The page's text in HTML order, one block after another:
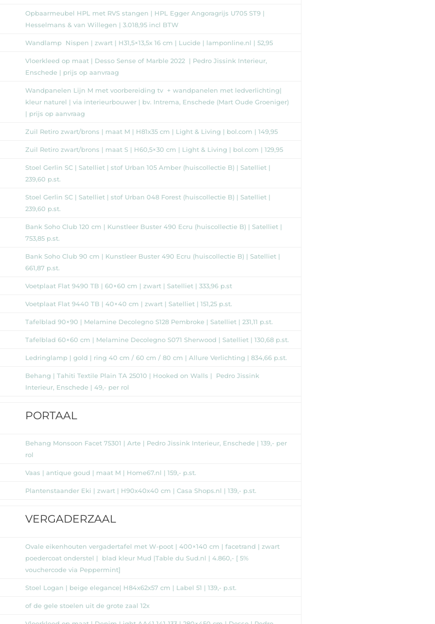
Opbaarmeubel HPL met RVS stangen | HPL Egger Angoragrijs U705 ST9 |
Hesselmans & van Willegen | 3.018,95 incl BTW
Wandlamp Nispen | zwart | H31,5×13,5x 16 cm | Lucide | lamponline.nl | 52,95
Vloerkleed op maat | Desso Sense of Marble 2022 | Pedro Jissink Interieur,
Enschede | prijs op aanvraag
Wandpanelen Lijn M met voorbereiding tv + wandpanelen met ledverlichting|
kleur naturel | via interieurbouwer | bv. Intrema, Enschede (Mart Oude Groeniger)
| prijs op aanvraag
Zuil Retiro zwart/brons | maat M | H81x35 cm | Light & Living | bol.com | 149,95
Zuil Retiro zwart/brons | maat S | H60,5×30 cm | Light & Living | bol.com | 129,95
Stoel Gerlin SC | Satelliet | stof Urban 105 Amber (huiscollectie B) | Satelliet |
239,60 p.st.
Stoel Gerlin SC | Satelliet | stof Urban 048 Forest (huiscollectie B) | Satelliet |
239,60 p.st.
Bank Soho Club 120 cm | Kunstleer Buster 490 Ecru (huiscollectie B) | Satelliet |
753,85 p.st.
Bank Soho Club 90 cm | Kunstleer Buster 490 Ecru (huiscollectie B) | Satelliet |
661,87 p.st.
Voetplaat Flat 9490 TB | 60×60 cm | zwart | Satelliet | 333,96 p.st
Voetplaat Flat 9440 TB | 40×40 cm | zwart | Satelliet | 151,25 p.st.
Tafelblad 90×90 | Melamine Decolegno S128 Pembroke | Satelliet | 231,11 p.st.
Tafelblad 60×60 cm | Melamine Decolegno S071 Sherwood | Satelliet | 130,68 p.st.
Ledringlamp | gold | ring 40 cm / 60 cm / 80 cm | Allure Verlichting | 834,66 p.st.
Behang | Tahiti Textile Plain TA 25010 | Hooked on Walls | Pedro Jissink
Interieur, Enschede | 49,- per rol
PORTAAL
Behang Monsoon Facet 75301 | Arte | Pedro Jissink Interieur, Enschede | 139,- per
rol
Vaas | antique goud | maat M | Home67.nl | 159,- p.st.
Plantenstaander Eki | zwart | H90x40x40 cm | Casa Shops.nl | 139,- p.st.
VERGADERZAAL
Ovale eikenhouten vergadertafel met W-poot | 400×140 cm | facetrand | zwart
poedercoat onderstel | blad kleur Mud |Table du Sud.nl | 4.860,- [ 5%
vouchercode via Peppermint]
Stoel Logan | beige elegance| H84x62x57 cm | Label 51 | 139,- p.st.
of de gele stoelen uit de grote zaal 12x